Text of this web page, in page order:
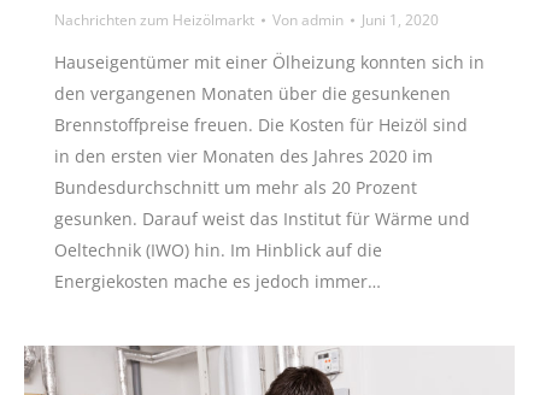
Nachrichten zum Heizölmarkt Vonadmin Juni 1, 2020
Hauseigentümer mit einer Ölheizung konnten sich in
den vergangenen Monaten über die gesunkenen
Brennstoffpreise freuen. Die Kosten für Heizöl sind
in den ersten vier Monaten des Jahres 2020 im
Bundesdurchschnitt um mehr als 20 Prozent
gesunken. Darauf weist das Institut für Wärme und
Oeltechnik (IWO) hin. Im Hinblick auf die
Energiekosten mache es jedoch immer…